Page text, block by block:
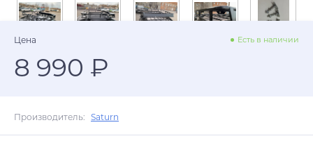
Цена Есть в наличии
8 990 ₽
Производитель: Saturn